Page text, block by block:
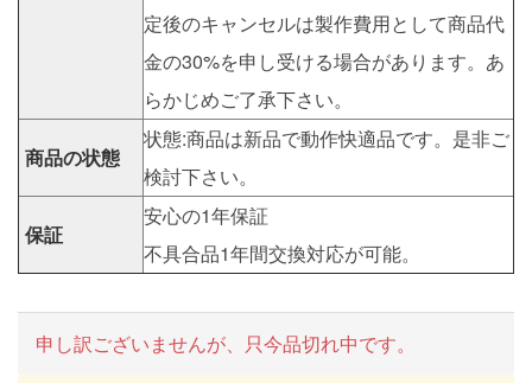
定後のキャンセルは製作費用として商品代
金の30%を申し受ける場合があります。あ
らかじめご了承下さい。
商品の状態
状態:商品は新品で動作快適品です。是非ご
検討下さい。
保証
安心の1年保証
不具合品1年間交換対応が可能。
申し訳ございませんが、只今品切れ中です。